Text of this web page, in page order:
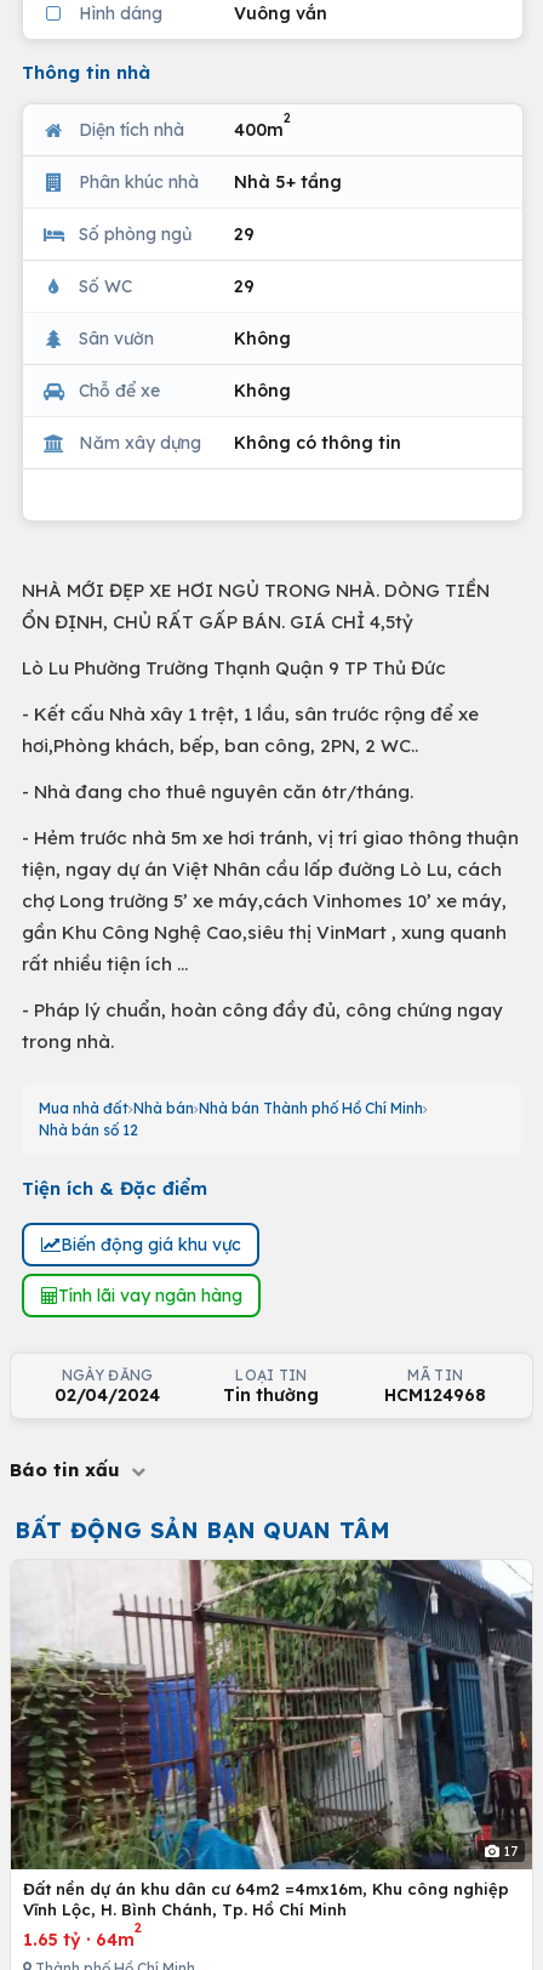
Hình dáng Vuông vắn
Thông tin nhà
Diện tích nhà 400m
2
Phân khúc nhà Nhà 5+ tầng
Số phòng ngủ 29
Số WC 29
Sân vườn Không
Chỗ để xe Không
Năm xây dựng Không có thông tin
NHÀ MỚI ĐẸP XE HƠI NGỦ TRONG NHÀ. DÒNG TIỀN
ỔN ĐỊNH, CHỦ RẤT GẤP BÁN. GIÁ CHỈ 4,5tỷ
Lò Lu Phường Trường Thạnh Quận 9 TP Thủ Đức
- Kết cấu Nhà xây 1 trệt, 1 lầu, sân trước rộng để xe
hơi,Phòng khách, bếp, ban công, 2PN, 2 WC..
- Nhà đang cho thuê nguyên căn 6tr/tháng.
- Hẻm trước nhà 5m xe hơi tránh, vị trí giao thông thuận
tiện, ngay dự án Việt Nhân cầu lấp đường Lò Lu, cách
chợ Long trường 5’ xe máy,cách Vinhomes 10’ xe máy,
gần Khu Công Nghệ Cao,siêu thị VinMart , xung quanh
rất nhiều tiện ích ...
- Pháp lý chuẩn, hoàn công đầy đủ, công chứng ngay
trong nhà.
Mua nhà đất Nhà bán Nhà bán Thành phố Hồ Chí Minh
Nhà bán số 12
Tiện ích & Đặc điểm
Biến động giá khu vực
Tính lãi vay ngân hàng
NGÀY ĐĂNG
02/04/2024
LOẠI TIN
Tin thường
MÃ TIN
HCM124968
Báo tin xấu
BẤT ĐỘNG SẢN BẠN QUAN TÂM
17
Đất nền dự án khu dân cư 64m2 =4mx16m, Khu công nghiệp
Vĩnh Lộc, H. Bình Chánh, Tp. Hồ Chí Minh
1.65 tỷ · 64m
2